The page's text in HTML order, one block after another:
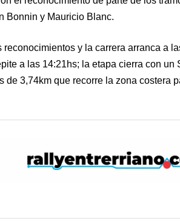
Bonnin y Mauricio Blanc.
y la carrera arranca a
a las 14:21hs; la etapa cierra con un
3,74km que recorre la zona costera